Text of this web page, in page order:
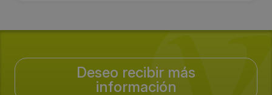
Deseo recibir más
información